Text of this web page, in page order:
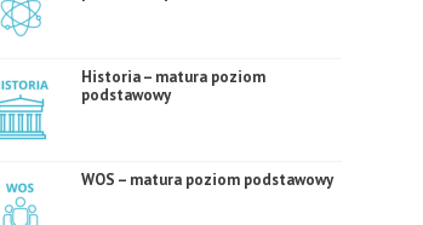
Historia – matura poziom
podstawowy
WOS – matura poziom podstawowy